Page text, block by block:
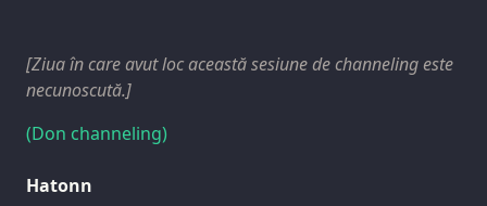
[Ziua în care avut loc această sesiune de channeling este
necunoscută.]
(Don channeling)
Hatonn